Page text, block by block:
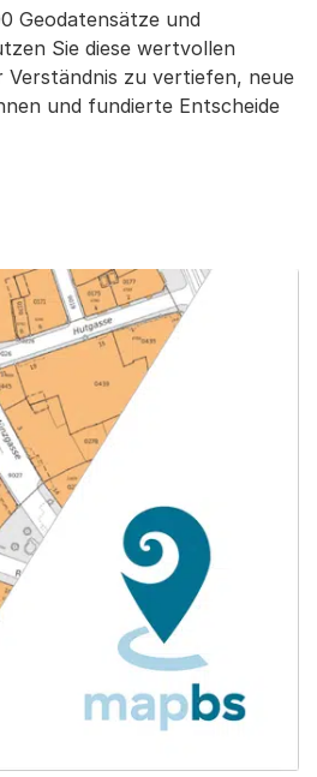
Geodatensätze und
Sie diese wertvollen
zu vertiefen, neue
und fundierte Entscheide